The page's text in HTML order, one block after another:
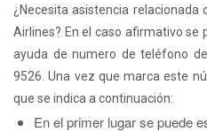
¿Necesita asistencia relacionada
Airlines? En el caso afirmativo
ayuda de numero de teléfono
9526. Una vez que marca este
que se indica a continuación:
En el primer lugar se puede